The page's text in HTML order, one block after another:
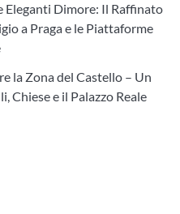
Eleganti Dimore: Il Raffinato
a Praga e le Piattaforme
la Zona del Castello – Un
Chiese e il Palazzo Reale